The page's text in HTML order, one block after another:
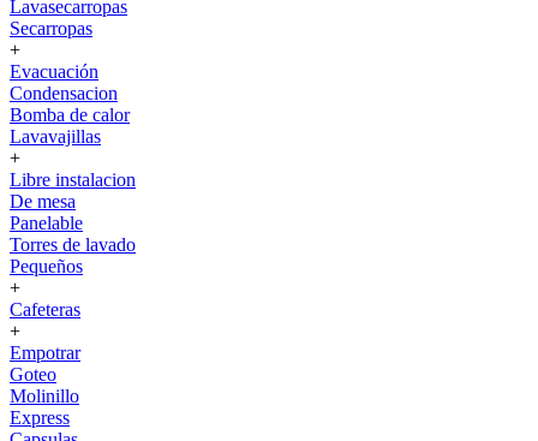
Lavasecarropas
Secarropas
+
Evacuación
Condensacion
Bomba de calor
Lavavajillas
+
Libre instalacion
De mesa
Panelable
Torres de lavado
Pequeños
+
Cafeteras
+
Empotrar
Goteo
Molinillo
Express